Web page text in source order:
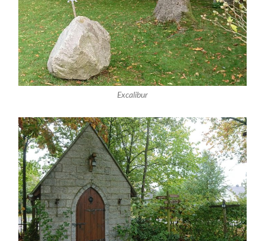
Excalibur